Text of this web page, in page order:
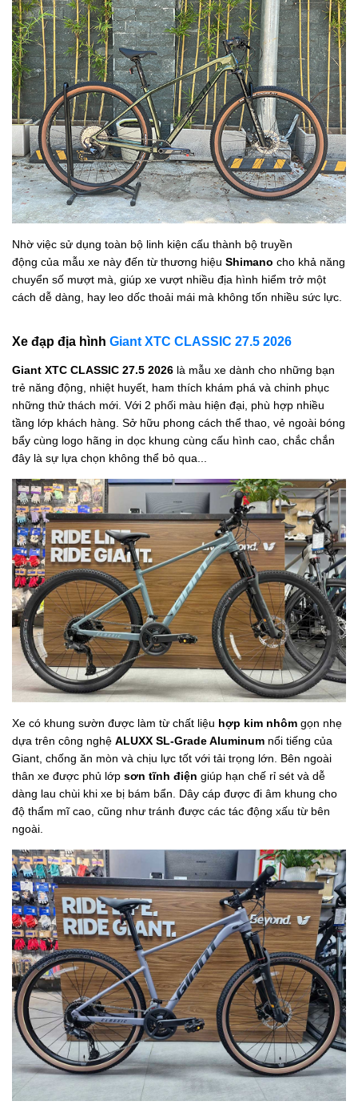
Nhờ việc sử dụng toàn bộ linh kiện cấu thành bộ truyền
động của mẫu xe này đến từ thương hiệu Shimano cho khả năng
chuyển số mượt mà, giúp xe vượt nhiều địa hình hiểm trở một
cách dễ dàng, hay leo dốc thoải mái mà không tốn nhiều sức lực.
Xe đạp địa hình Giant XTC CLASSIC 27.5 2026
Giant XTC CLASSIC 27.5 2026 là mẫu xe dành cho những bạn
trẻ năng động, nhiệt huyết, ham thích khám phá và chinh phục
những thử thách mới. Với 2 phối màu hiện đại, phù hợp nhiều
tầng lớp khách hàng. Sở hữu phong cách thể thao, vẻ ngoài bóng
bẩy cùng logo hãng in dọc khung cùng cấu hình cao, chắc chắn
đây là sự lựa chọn không thể bỏ qua...
Xe có khung sườn được làm từ chất liệu hợp kim nhôm gọn nhẹ
dựa trên công nghệ ALUXX SL-Grade Aluminum nổi tiếng của
Giant, chống ăn mòn và chịu lực tốt với tải trọng lớn. Bên ngoài
thân xe được phủ lớp sơn tĩnh điện giúp hạn chế rỉ sét và dễ
dàng lau chùi khi xe bị bám bẩn. Dây cáp được đi âm khung cho
độ thẩm mĩ cao, cũng như tránh được các tác động xấu từ bên
ngoài.